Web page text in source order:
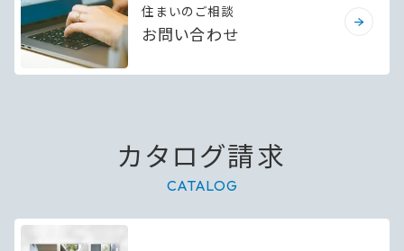
住まいのご相談
お問い合わせ
カタログ請求
CATALOG